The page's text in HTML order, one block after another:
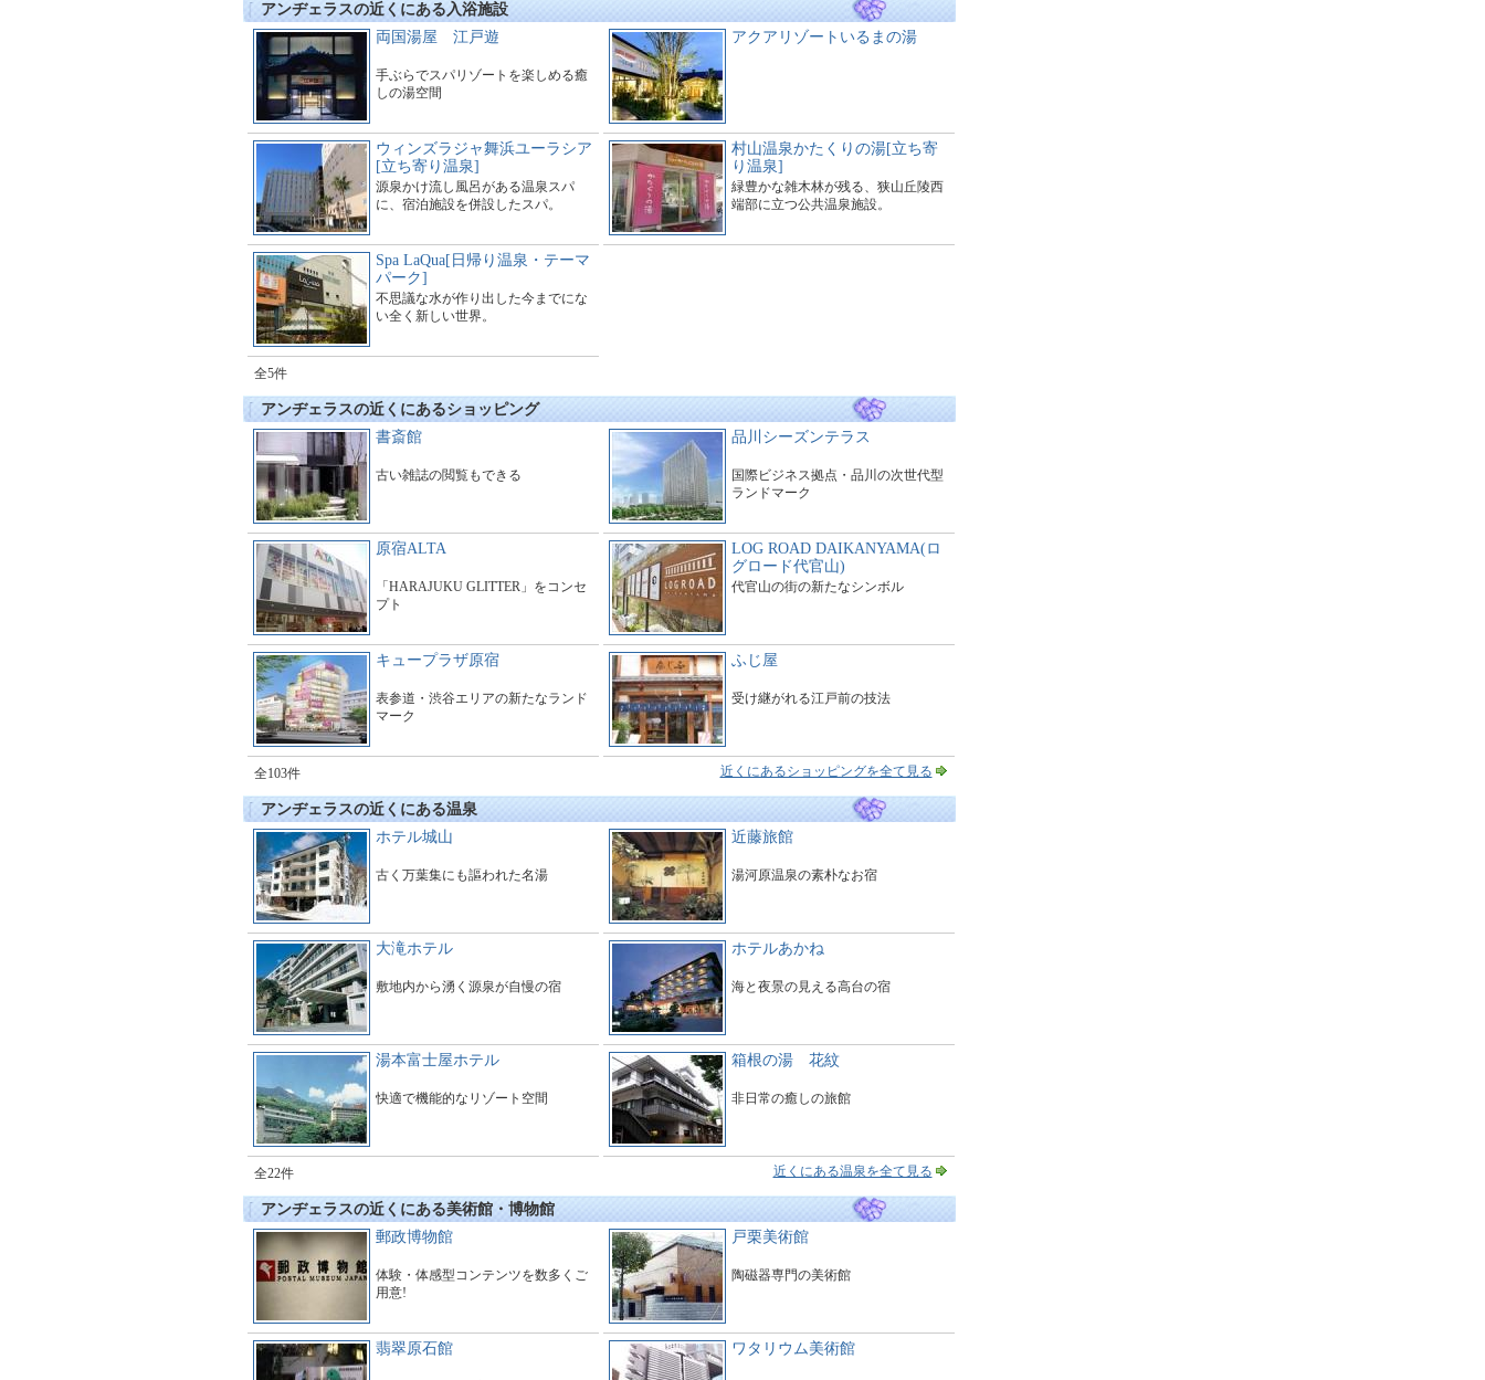
アンヂェラスの近くにある入浴施設
両国湯屋 江戸遊
手ぶらでスパリゾートを楽しめる癒
しの湯空間
アクアリゾートいるまの湯
ウィンズラジャ舞浜ユーラシア
[立ち寄り温泉]
源泉かけ流し風呂がある温泉スパ
に、宿泊施設を併設したスパ。
村山温泉かたくりの湯[立ち寄
り温泉]
緑豊かな雑木林が残る、狭山丘陵西
端部に立つ公共温泉施設。
Spa LaQua[日帰り温泉・テーマ
パーク]
不思議な水が作り出した今までにな
い全く新しい世界。
全5件
アンヂェラスの近くにあるショッピング
書斎館
古い雑誌の閲覧もできる
品川シーズンテラス
国際ビジネス拠点・品川の次世代型
ランドマーク
原宿ALTA
「HARAJUKU GLITTER」をコンセ
プト
LOG ROAD DAIKANYAMA(ロ
グロード代官山)
代官山の街の新たなシンボル
キュープラザ原宿
表参道・渋谷エリアの新たなランド
マーク
ふじ屋
受け継がれる江戸前の技法
全103件 近くにあるショッピングを全て見る
アンヂェラスの近くにある温泉
ホテル城山
古く万葉集にも謳われた名湯
近藤旅館
湯河原温泉の素朴なお宿
大滝ホテル
敷地内から湧く源泉が自慢の宿
ホテルあかね
海と夜景の見える高台の宿
湯本富士屋ホテル
快適で機能的なリゾート空間
箱根の湯 花紋
非日常の癒しの旅館
全22件 近くにある温泉を全て見る
アンヂェラスの近くにある美術館・博物館
郵政博物館
体験・体感型コンテンツを数多くご
用意!
戸栗美術館
陶磁器専門の美術館
翡翠原石館 ワタリウム美術館